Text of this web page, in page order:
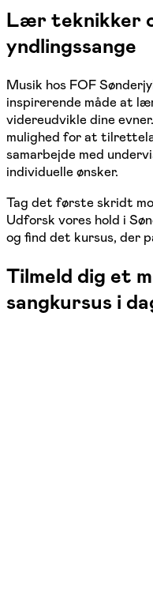
Lær teknikker
yndlingssange
Musik hos FOF
inspirerende måde at
videreudvikle dine
mulighed for at
samarbejde med
individuelle ønsker.
Tag det første skridt
Udforsk vores hold i
og find det kursus, der
Tilmeld dig et
sangkursus i